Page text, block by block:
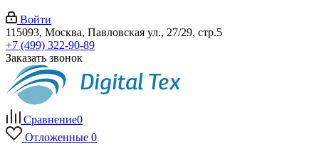
Войти
115093, Москва, Павловская ул., 27/29, стр.5
+7 (499) 322-90-89
Заказать звонок
Сравнение0
Отложенные 0